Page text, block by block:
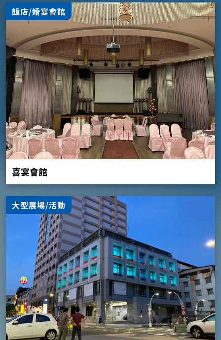
飯店/婚宴會館
喜宴會館
大型展場/活動